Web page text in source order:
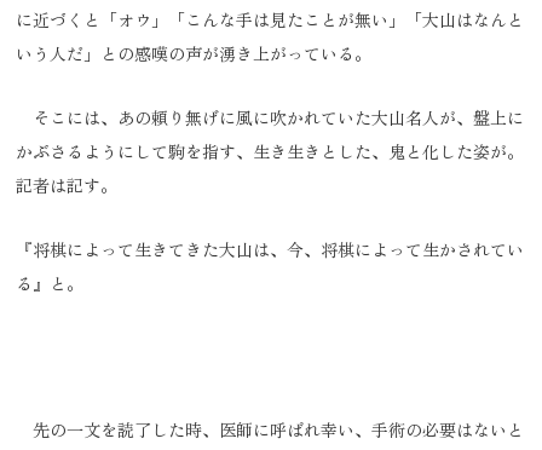
に近づくと「オウ」「こんな手は見たことが無い」「大山はなんと
いう人だ」との感嘆の声が湧き上がっている。
そこには、あの頼り無げに風に吹かれていた大山名人が、盤上に
かぶさるようにして駒を指す、生き生きとした、鬼と化した姿が。
記者は記す。
『将棋によって生きてきた大山は、今、将棋によって生かされてい
る』と。
先の一文を読了した時、医師に呼ばれ幸い、手術の必要はないと